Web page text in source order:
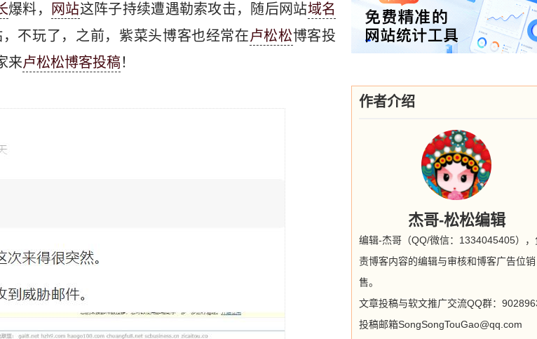
爆料， 网站这阵子持续遭遇勒索攻击，随后网站域名
不玩了，之前，紫菜头博客也经常在卢松松博客投
来卢松松博客投稿！
作者介绍
杰哥-松松编辑
编辑-杰哥（QQ/微信：1334045405），
责博客内容的编辑与审核和博客广告位销
售。
文章投稿与软文推广交流QQ群：
投稿邮箱SongSongTouGao@qq.com